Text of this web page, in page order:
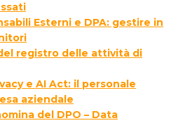
Esterni e DPA: gestire in
registro delle attività di
e AI Act: il personale
aziendale
del DPO – Data